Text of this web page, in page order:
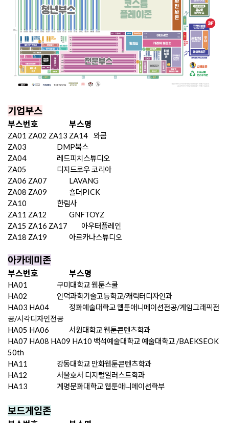
기업부스
부스번호 부스명
ZA01 ZA02 ZA13 ZA14
와콤
ZA03
DMP북스
ZA04
레드피치스튜디오
ZA05
디지드로우 코리아
ZA06 ZA07
LAVANG
ZA08 ZA09
숄더PICK
ZA10
한림사
ZA11 ZA12
GNFTOYZ
ZA15 ZA16 ZA17
아우터플레인
ZA18 ZA19
아르카나스튜디오
아카데미존
부스번호 부스명
HA01
구미대학교 웹툰스쿨
HA02
인덕과학기술고등학교/캐릭터디자인과
HA03 HA04
정화예술대학교 웹툰애니메이션전공/게임그래픽전
공/시각디자인전공
HA05 HA06
서원대학교 웹툰콘텐츠학과
HA07 HA08 HA09 HA10 백석예술대학교 예술대학교 /BAEKSEOK
50th
HA11
강동대학교 만화웹툰콘텐츠학과
HA12
서울호서 디지털일러스트학과
HA13
계명문화대학교 웹툰애니메이션학부
보드게임존